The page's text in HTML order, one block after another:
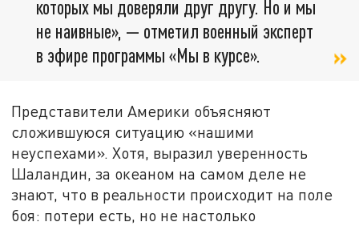
которых мы доверяли друг другу. Но и мы
не наивные», — отметил военный эксперт
в эфире программы «Мы в курсе».
Представители Америки объясняют
сложившуюся ситуацию «нашими
неуспехами». Хотя, выразил уверенность
Шаландин, за океаном на самом деле не
знают, что в реальности происходит на поле
боя: потери есть, но не настолько